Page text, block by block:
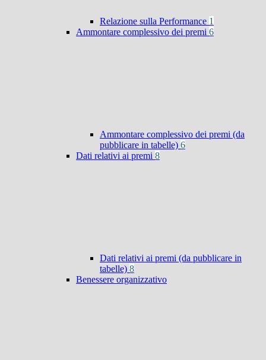
Relazione sulla Performance 1
Ammontare complessivo dei premi 6
Ammontare complessivo dei premi (da
pubblicare in tabelle) 6
Dati relativi ai premi 8
Dati relativi ai premi (da pubblicare in
tabelle) 8
Benessere organizzativo